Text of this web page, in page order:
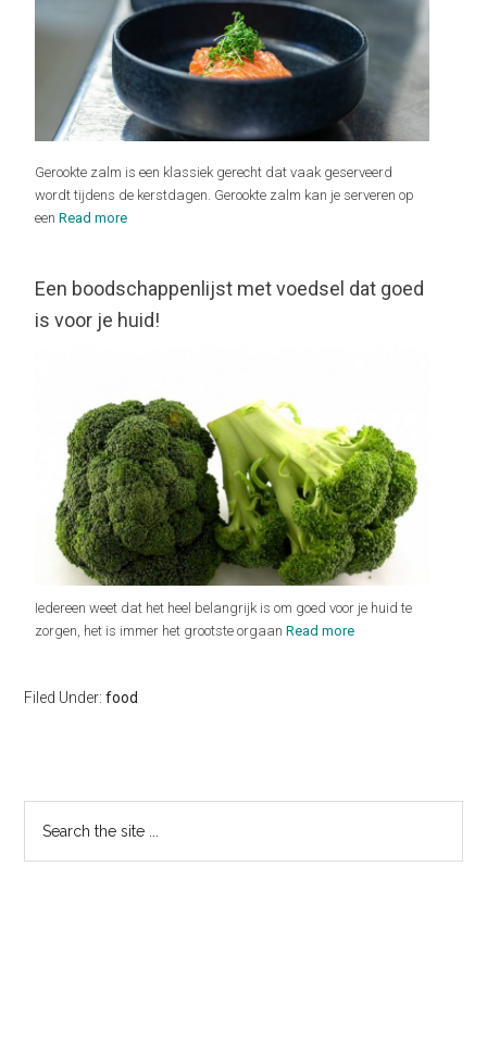
Gerookte zalm is een klassiek gerecht dat vaak geserveerd
wordt tijdens de kerstdagen. Gerookte zalm kan je serveren op
eenRead more
Een boodschappenlijst met voedsel dat goed
is voor je huid!
Iedereen weet dat het heel belangrijk is om goed voor je huid te
zorgen, het is immer het grootste orgaanRead more
Filed Under:food
Primary
Sidebar
the